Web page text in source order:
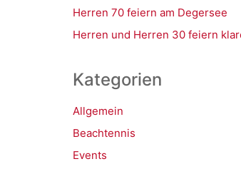
Herren 70 feiern am Degersee
Herren und Herren 30 feiern
Kategorien
Allgemein
Beachtennis
Events